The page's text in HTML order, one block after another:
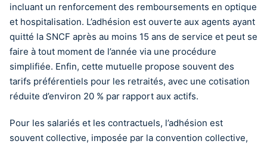
incluant un renforcement des remboursements en optique
et hospitalisation. L’adhésion est ouverte aux agents ayant
quitté la SNCF après au moins 15 ans de service et peut se
faire à tout moment de l’année via une procédure
simplifiée. Enfin, cette mutuelle propose souvent des
tarifs préférentiels pour les retraités, avec une cotisation
réduite d’environ 20 % par rapport aux actifs.
Pour les salariés et les contractuels, l’adhésion est
souvent collective, imposée par la convention collective,